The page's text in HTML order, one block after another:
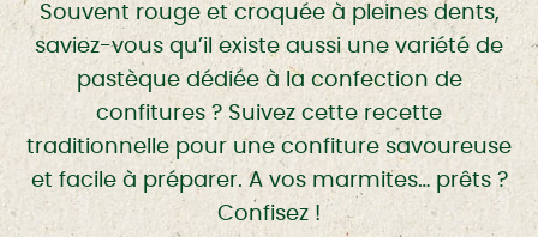
Souvent rouge et croquée à pleines dents,
saviez-vous qu’il existe aussi une variété de
pastèque dédiée à la confection de
confitures ? Suivez cette recette
traditionnelle pour une confiture savoureuse
et facile à préparer. A vos marmites… prêts ?
Confisez !